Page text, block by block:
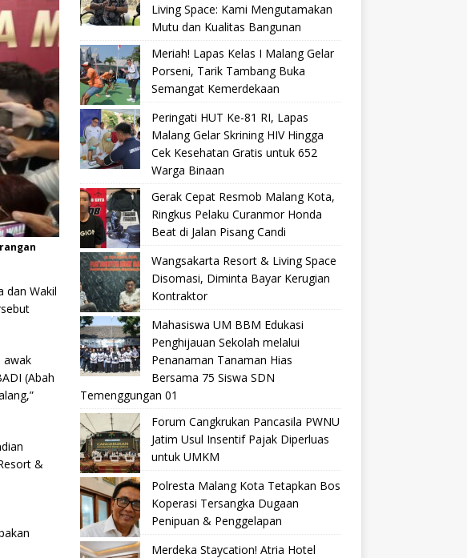
dan Wakil
awak
(Abah
&
Living Space: Kami Mengutamakan
Mutu dan Kualitas Bangunan
Meriah! Lapas Kelas I Malang Gelar
Porseni, Tarik Tambang Buka
Semangat Kemerdekaan
Peringati HUT Ke-81 RI, Lapas
Malang Gelar Skrining HIV Hingga
Cek Kesehatan Gratis untuk 652
Warga Binaan
Gerak Cepat Resmob Malang Kota,
Ringkus Pelaku Curanmor Honda
Beat di Jalan Pisang Candi
Wangsakarta Resort & Living Space
Disomasi, Diminta Bayar Kerugian
Kontraktor
Mahasiswa UM BBM Edukasi
Penghijauan Sekolah melalui
Penanaman Tanaman Hias
Bersama 75 Siswa SDN
Temenggungan 01
Forum Cangkrukan Pancasila PWNU
Jatim Usul Insentif Pajak Diperluas
untuk UMKM
Polresta Malang Kota Tetapkan Bos
Koperasi Tersangka Dugaan
Penipuan & Penggelapan
Merdeka Staycation! Atria Hotel